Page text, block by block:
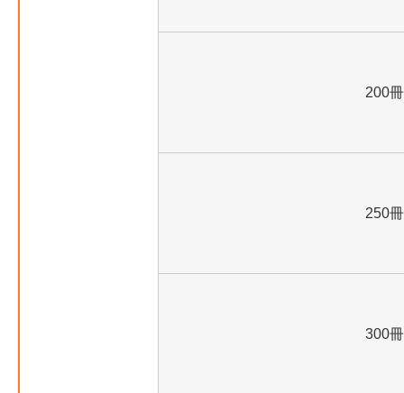
200冊
250冊
300冊